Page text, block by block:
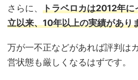
さらに、 トラベロカは2012年に
立以来、10年以上の実績があり
万が一不正などがあれば評判は
営状態も厳しくなるはずです。